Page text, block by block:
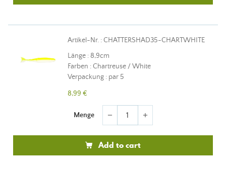
Artikel-Nr. : CHATTERSHAD35-CHARTWHITE
Länge : 8,9cm
Farben : Chartreuse / White
Verpackung : par 5
8,99 €
Menge remove add
Add to cart